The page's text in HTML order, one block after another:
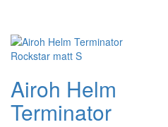
Airoh Helm
Terminator